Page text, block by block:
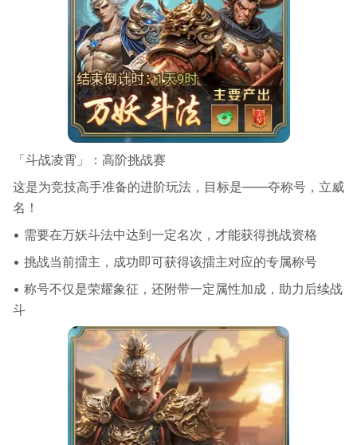
「斗战凌霄」：高阶挑战赛
这是为竞技高手准备的进阶玩法，目标是——夺称号，立威
名！
• 需要在万妖斗法中达到一定名次，才能获得挑战资格
• 挑战当前擂主，成功即可获得该擂主对应的专属称号
• 称号不仅是荣耀象征，还附带一定属性加成，助力后续战
斗